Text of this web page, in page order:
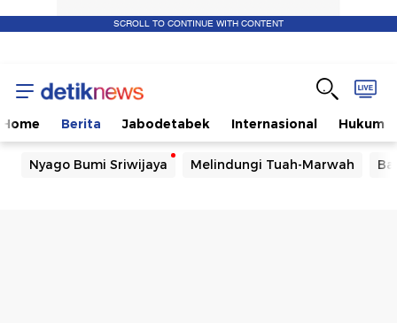
SCROLL TO CONTINUE WITH CONTENT
Home Berita Jabodetabek Internasional Hukum
Nyago Bumi Sriwijaya Melindungi Tuah-Marwah